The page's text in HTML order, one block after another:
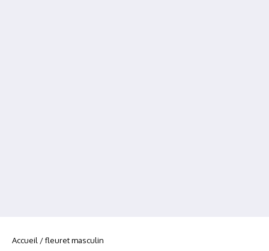
Accueil /fleuret masculin